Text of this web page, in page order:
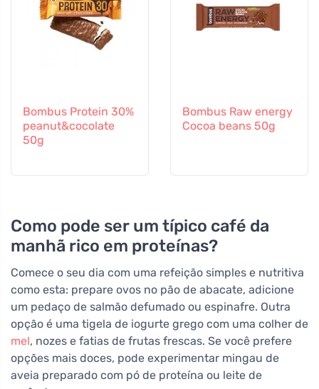
Bombus Protein 30%
peanut&cocolate
50g
Bombus Raw energy
Cocoa beans 50g
Como pode ser um típico café da
manhã rico em proteínas?
Comece o seu dia com uma refeição simples e nutritiva
como esta: prepare ovos no pão de abacate, adicione
um pedaço de salmão defumado ou espinafre. Outra
opção é uma tigela de iogurte grego com uma colher de
mel, nozes e fatias de frutas frescas. Se você prefere
opções mais doces, pode experimentar mingau de
aveia preparado com pó de proteína ou leite de